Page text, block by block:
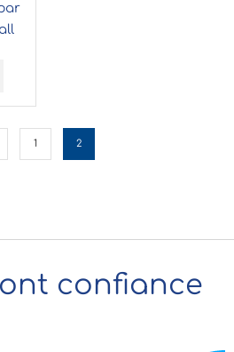
1 2
confiance